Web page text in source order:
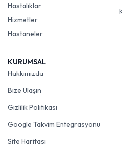
Hastalıklar
Hizmetler
Hastaneler
KURUMSAL
Hakkımızda
Bize Ulaşın
Gizlilik Politikası
Google Takvim Entegrasyonu
Site Haritası